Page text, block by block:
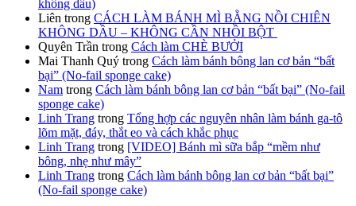
không dầu)
Liên trong CÁCH LÀM BÁNH MÌ BẰNG NỒI CHIÊN
KHÔNG DẦU – KHÔNG CẦN NHỒI BỘT
Quyên Trần trong Cách làm CHÈ BƯỞI
Mai Thanh Quý trong Cách làm bánh bông lan cơ bản “bất
bại” (No-fail sponge cake)
Nam trong Cách làm bánh bông lan cơ bản “bất bại” (No-fail
sponge cake)
Linh Trang trong Tổng hợp các nguyên nhân làm bánh ga-tô
lõm mặt, đáy, thắt eo và cách khắc phục
Linh Trang trong [VIDEO] Bánh mì sữa bắp “mềm như
bông, nhẹ như mây”
Linh Trang trong Cách làm bánh bông lan cơ bản “bất bại”
(No-fail sponge cake)